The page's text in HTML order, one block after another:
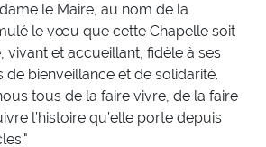
le Maire, au nom de la
le vœu que cette Chapelle soit
vivant et accueillant, fidèle à ses
bienveillance et de solidarité.
tous de la faire vivre, de la faire
l’histoire qu’elle porte depuis